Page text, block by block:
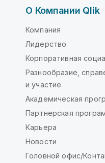
О Компании Qlik
Компания
Лидерство
Корпоративная
Разнообразие,
и участие
Академическая
Партнерская
Карьера
Новости
Головной офис/